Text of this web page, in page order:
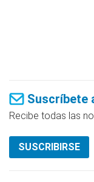
Suscríbete
Recibe todas las
SUSCRIBIRSE